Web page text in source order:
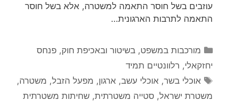
עוזבים בשל חוסר התאמה למשטרה, אלא בשל חוסר
התאמה לתרבות הארגונית…
קטגוריות
מורכבות במשפט, בשיטור ובאכיפת חוק,פנחס
יחזקאלי, רלוונטיים תמיד
תגיות
אוכלי בשר, אוכלי עשב, ארגון, מפעל הזבל, משטרה,
משטרת ישראל, סטייה משטרתית, שחיתות משטרתית